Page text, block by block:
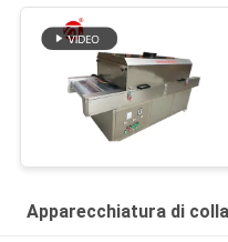
Apparecchiatura di